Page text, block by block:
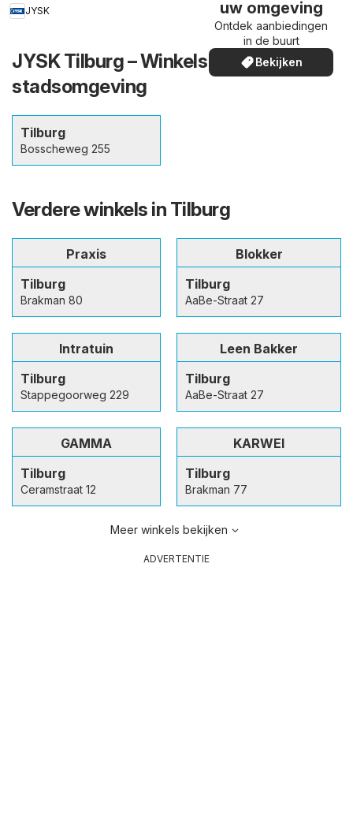
JYSK
uw omgeving
Ontdek aanbiedingen
in de buurt
Bekijken
JYSK Tilburg – Winkels in en de
stadsomgeving
Tilburg
Bosscheweg 255
Verdere winkels in Tilburg
Praxis
Tilburg
Brakman 80
Blokker
Tilburg
AaBe-Straat 27
Intratuin
Tilburg
Stappegoorweg 229
Leen Bakker
Tilburg
AaBe-Straat 27
GAMMA
Tilburg
Ceramstraat 12
KARWEI
Tilburg
Brakman 77
Meer winkels bekijken
ADVERTENTIE